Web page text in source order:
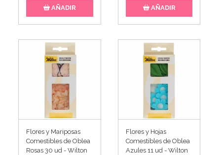
AÑADIR AÑADIR
Flores y Mariposas
Comestibles de Oblea
Rosas 30 ud - Wilton
Flores y Hojas
Comestibles de Oblea
Azules 11 ud - Wilton